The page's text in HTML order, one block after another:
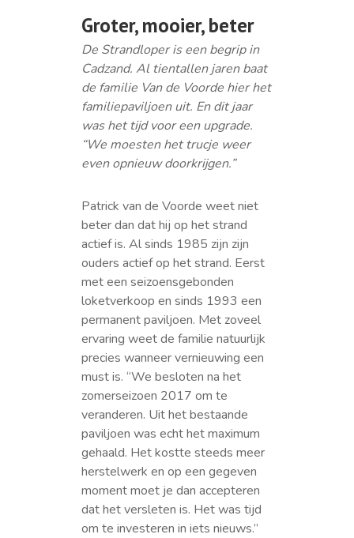
Groter, mooier, beter
De Strandloper is een begrip in
Cadzand. Al tientallen jaren baat
de familie Van de Voorde hier het
familiepaviljoen uit. En dit jaar
was het tijd voor een upgrade.
“We moesten het trucje weer
even opnieuw doorkrijgen.”
Patrick van de Voorde weet niet
beter dan dat hij op het strand
actief is. Al sinds 1985 zijn zijn
ouders actief op het strand. Eerst
met een seizoensgebonden
loketverkoop en sinds 1993 een
permanent paviljoen. Met zoveel
ervaring weet de familie natuurlijk
precies wanneer vernieuwing een
must is. “We besloten na het
zomerseizoen 2017 om te
veranderen. Uit het bestaande
paviljoen was echt het maximum
gehaald. Het kostte steeds meer
herstelwerk en op een gegeven
moment moet je dan accepteren
dat het versleten is. Het was tijd
om te investeren in iets nieuws.”